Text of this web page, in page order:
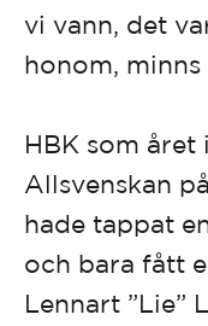
vi vann, det
honom, minns
HBK som året
Allsvenskan
hade tappat
och bara fått
Lennart ”Lie”